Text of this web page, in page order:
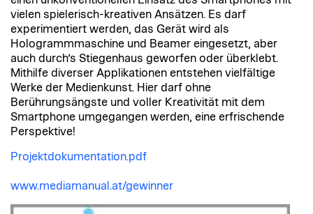
vielen spielerisch-kreativen Ansätzen. Es darf
experimentiert werden, das Gerät wird als
Hologrammmaschine und Beamer eingesetzt, aber
auch durch’s Stiegenhaus geworfen oder überklebt.
Mithilfe diverser Applikationen entstehen vielfältige
Werke der Medienkunst. Hier darf ohne
Berührungsängste und voller Kreativität mit dem
Smartphone umgegangen werden, eine erfrischende
Perspektive!
Projektdokumentation.pdf
www.mediamanual.at/gewinner